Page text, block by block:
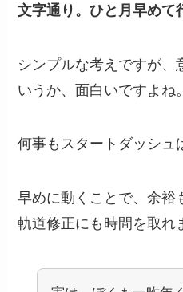
文字通り。ひと月早めて
シンプルな考えですが、
いうか、面白いですよね。
何事もスタートダッシュ
早めに動くことで、余裕
軌道修正にも時間を取れ